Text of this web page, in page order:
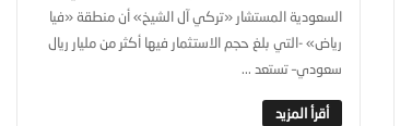
السعودية المستشار «تركي آل الشيخ» أن منطقة «فيا
رياض» -التي بلغ حجم الاستثمار فيها أكثر من مليار ريال
سعودي– تستعد ...
‎أقرأ المزيد